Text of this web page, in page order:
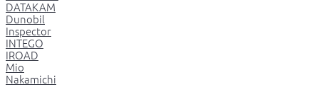
DATAKAM
Dunobil
Inspector
INTEGO
IROAD
Mio
Nakamichi